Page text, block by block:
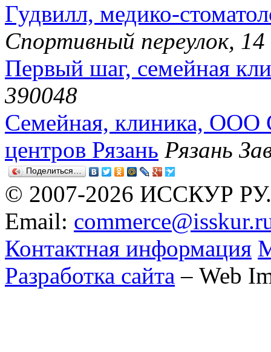
Гудвилл, медико-
Спортивный переулок,
Первый шаг, семейная
390048
Семейная, клиника, ООО
центров Рязань Рязань
Поделиться…
© 2007-2026 ИССКУР РУ.
Email:
Контактная информация
Разработка сайта – Web